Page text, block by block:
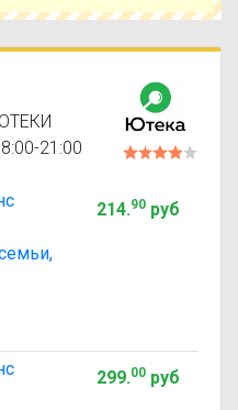
по цене и
21:00
214.90руб
299.00руб